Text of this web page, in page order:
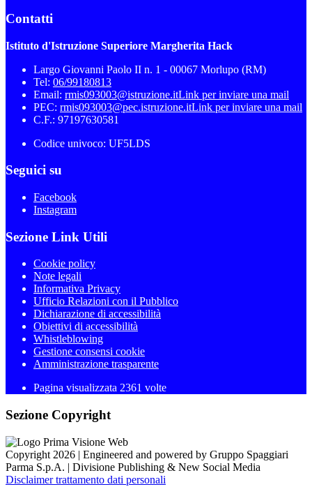
Contatti
Istituto d'Istruzione Superiore Margherita Hack
Largo Giovanni Paolo II n. 1 - 00067 Morlupo (RM)
Tel: 06/99180813
Email: rmis093003@istruzione.itLink per inviare una mail
PEC: rmis093003@pec.istruzione.itLink per inviare una mail
C.F.: 97197630581
Codice univoco: UF5LDS
Seguici su
Facebook
Instagram
Sezione Link Utili
Cookie policy
Note legali
Informativa Privacy
Ufficio Relazioni con il Pubblico
Dichiarazione di accessibilità
Obiettivi di accessibilità
Whistleblowing
Gestione consensi cookie
Amministrazione trasparente
Pagina visualizzata 2361 volte
Sezione Copyright
Copyright 2026 | Engineered and powered by Gruppo Spaggiari
Parma S.p.A. | Divisione Publishing & New Social Media
Disclaimer trattamento dati personali